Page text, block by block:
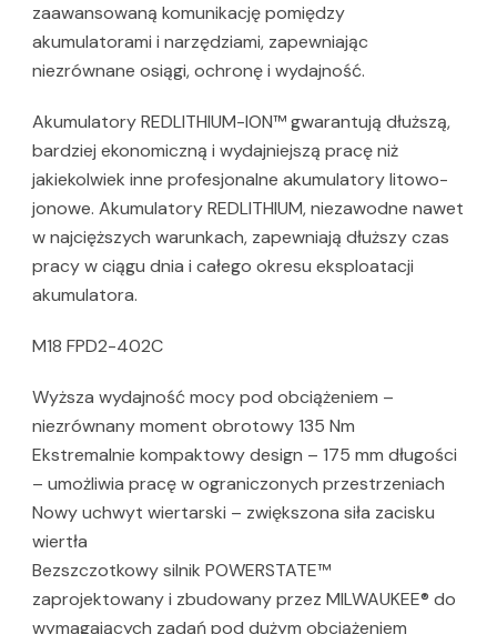
zaawansowaną komunikację pomiędzy
akumulatorami i narzędziami, zapewniając
niezrównane osiągi, ochronę i wydajność.
Akumulatory REDLITHIUM-ION™ gwarantują dłuższą,
bardziej ekonomiczną i wydajniejszą pracę niż
jakiekolwiek inne profesjonalne akumulatory litowo-
jonowe. Akumulatory REDLITHIUM, niezawodne nawet
w najcięższych warunkach, zapewniają dłuższy czas
pracy w ciągu dnia i całego okresu eksploatacji
akumulatora.
M18 FPD2-402C
Wyższa wydajność mocy pod obciążeniem –
niezrównany moment obrotowy 135 Nm
Ekstremalnie kompaktowy design – 175 mm długości
– umożliwia pracę w ograniczonych przestrzeniach
Nowy uchwyt wiertarski – zwiększona siła zacisku
wiertła
Bezszczotkowy silnik POWERSTATE™
zaprojektowany i zbudowany przez MILWAUKEE® do
wymagających zadań pod dużym obciążeniem